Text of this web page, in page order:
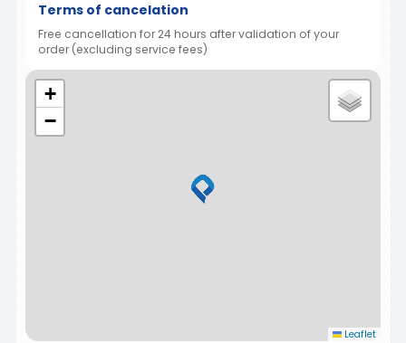
Terms of cancelation
Free cancellation for 24 hours after validation of your
order (excluding service fees)
+
−
Leaflet